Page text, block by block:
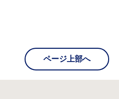
ページ上部へ